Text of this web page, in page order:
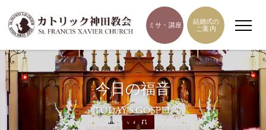
ミサ・講座
結婚式の
ご案内
今日の福音
TODAY'S GOSPEL